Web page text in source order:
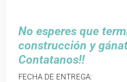
No esperes que
construcción y
Contatanos!!
FECHA DE ENTREGA: